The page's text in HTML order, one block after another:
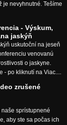
je nevyhnutné. Tešíme
- Výskum,
jaskýň
uskutoční na jeseň
venovanú
o jaskyne.
- po kliknutí na Viac....
zrušené
sprístupnené
aby ste sa počas ich